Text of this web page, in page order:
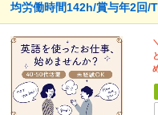
均労働時間142h/賞与年2回/